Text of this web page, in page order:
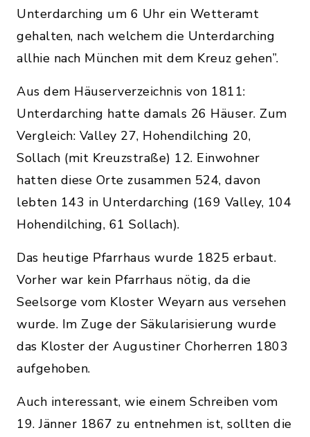
Unterdarching um 6 Uhr ein Wetteramt
gehalten, nach welchem die Unterdarching
allhie nach München mit dem Kreuz gehen”.
Aus dem Häuserverzeichnis von 1811:
Unterdarching hatte damals 26 Häuser. Zum
Vergleich: Valley 27, Hohendilching 20,
Sollach (mit Kreuzstraße) 12. Einwohner
hatten diese Orte zusammen 524, davon
lebten 143 in Unterdarching (169 Valley, 104
Hohendilching, 61 Sollach).
Das heutige Pfarrhaus wurde 1825 erbaut.
Vorher war kein Pfarrhaus nötig, da die
Seelsorge vom Kloster Weyarn aus versehen
wurde. Im Zuge der Säkularisierung wurde
das Kloster der Augustiner Chorherren 1803
aufgehoben.
Auch interessant, wie einem Schreiben vom
19. Jänner 1867 zu entnehmen ist, sollten die